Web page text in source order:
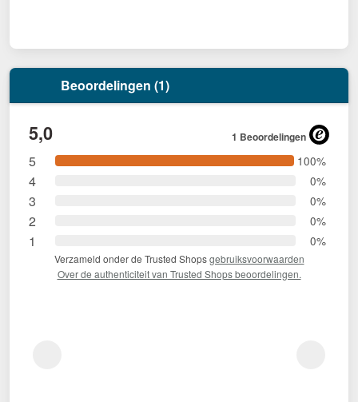
Beoordelingen (1)
5,0 1 Beoordelingen
5 100%
4 0%
3 0%
2 0%
1 0%
Verzameld onder de Trusted Shopsgebruiksvoorwaarden
Over de authenticiteit van Trusted Shops beoordelingen.